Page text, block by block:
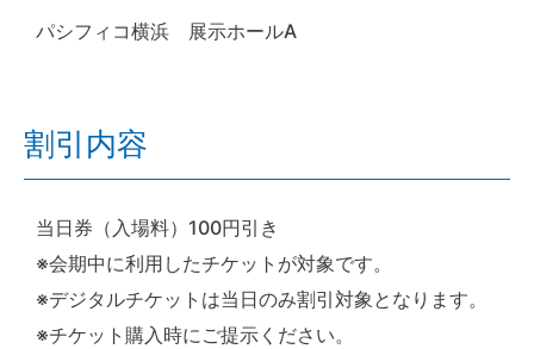
パシフィコ横浜 展示ホールA
割引内容
当日券（入場料）100円引き
※会期中に利用したチケットが対象です。
※デジタルチケットは当日のみ割引対象となります。
※チケット購入時にご提示ください。